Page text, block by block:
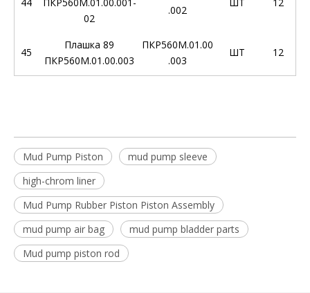
02
.002
45
Плашка 89
ПКР560М.01.00.003
ПКР560М.01.00
.003
ШТ 12
Mud Pump Piston
mud pump sleeve
high-chrom liner
Mud Pump Rubber Piston Piston Assembly
mud pump air bag
mud pump bladder parts
Mud pump piston rod